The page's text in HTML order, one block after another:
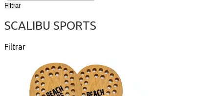
Filtrar
SCALIBU SPORTS
Filtrar